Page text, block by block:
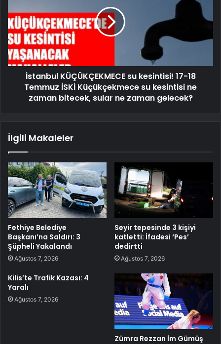
İstanbul KÜÇÜKÇEKMECE su kesintisi! 17-18
Temmuz İSKİ Küçükçekmece su kesintisi ne
zaman bitecek, sular ne zaman gelecek?
İlgili Makaleler
Fethiye Belediye
Başkanı’na Saldırı: 3
Şüpheli Yakalandı
Ağustos 7, 2026
Seyir tepesinde 3 kişiyi
katletti: İfadesi ‘Pes’
dedirtti
Ağustos 7, 2026
Kilis’te Trafik Kazası: 4
Yaralı
Ağustos 7, 2026
Zümra Rezzan İm Gümüş